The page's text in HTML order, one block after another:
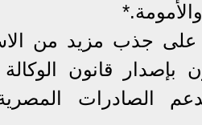
على جذب مزيد من
قانون الوكالة
الصادرات